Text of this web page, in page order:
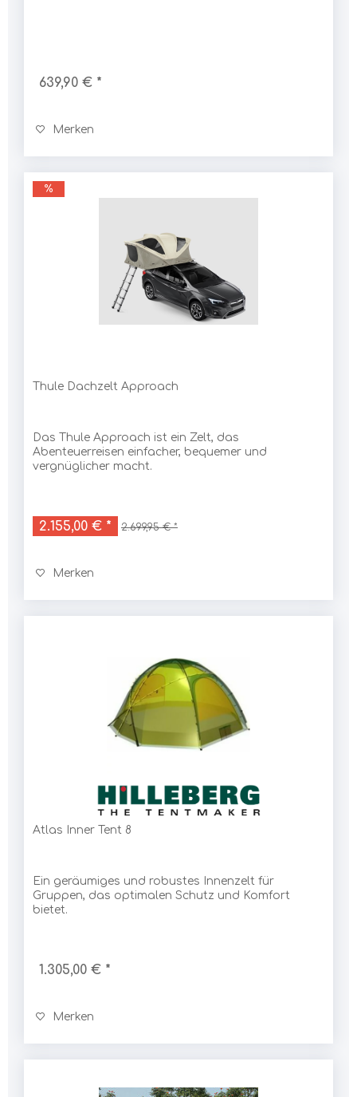
639,90 € *
Merken
Thule Dachzelt Approach
Das Thule Approach ist ein Zelt, das
Abenteuerreisen einfacher, bequemer und
vergnüglicher macht.
2.155,00 € * 2.699,95 € *
Merken
Atlas Inner Tent 8
Ein geräumiges und robustes Innenzelt für
Gruppen, das optimalen Schutz und Komfort
bietet.
1.305,00 € *
Merken